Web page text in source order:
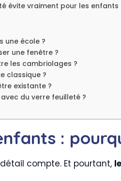
évite vraiment pour les enfants
une école ?
une fenêtre ?
les cambriolages ?
classique ?
existante ?
du verre feuilleté ?
:
compte. Et pourtant,